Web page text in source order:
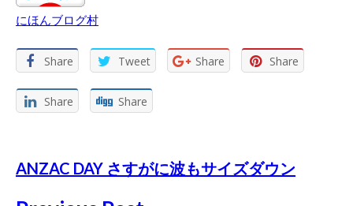
にほんブログ村
Share Tweet Share Share
Share Share
ANZAC DAY さすがに波もサイズダウン